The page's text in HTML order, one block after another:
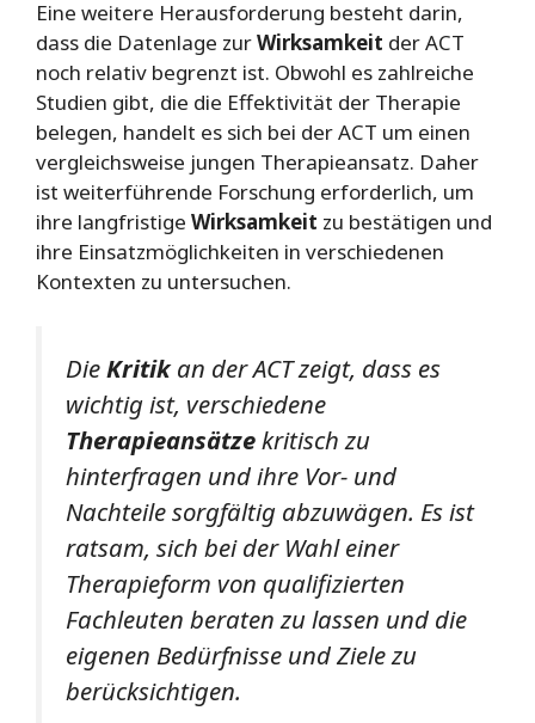
Eine weitere Herausforderung besteht darin,
dass die Datenlage zurWirksamkeit der ACT
noch relativ begrenzt ist. Obwohl es zahlreiche
Studien gibt, die die Effektivität der Therapie
belegen, handelt es sich bei der ACT um einen
vergleichsweise jungen Therapieansatz. Daher
ist weiterführende Forschung erforderlich, um
ihre langfristige Wirksamkeit zu bestätigen und
ihre Einsatzmöglichkeiten in verschiedenen
Kontexten zu untersuchen.
DieKritikan der ACT zeigt, dass es
wichtig ist, verschiedene
Therapieansätzekritisch zu
hinterfragen und ihre Vor- und
Nachteile sorgfältig abzuwägen. Es ist
ratsam, sich bei der Wahl einer
Therapieform von qualifizierten
Fachleuten beraten zu lassen und die
eigenen Bedürfnisse und Ziele zu
berücksichtigen.